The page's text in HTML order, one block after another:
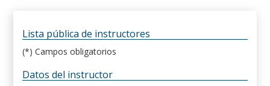
Lista pública de instructores
(*) Campos obligatorios
Datos del instructor